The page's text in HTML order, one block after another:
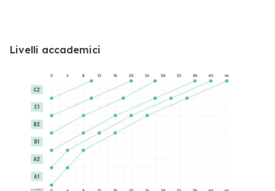
Livelli accademici